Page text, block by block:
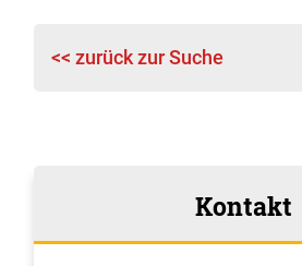
<< zurück zur Suche
Kontakt